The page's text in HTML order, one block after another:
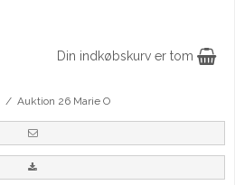
Din indkøbskurv er tom
/ Auktion 26 Marie O